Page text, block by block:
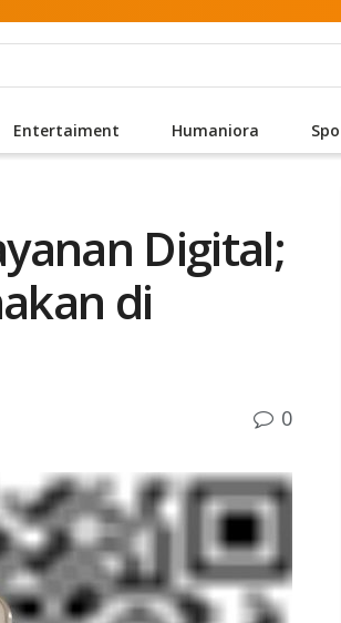
Entertaiment Humaniora
Digital;
di
0